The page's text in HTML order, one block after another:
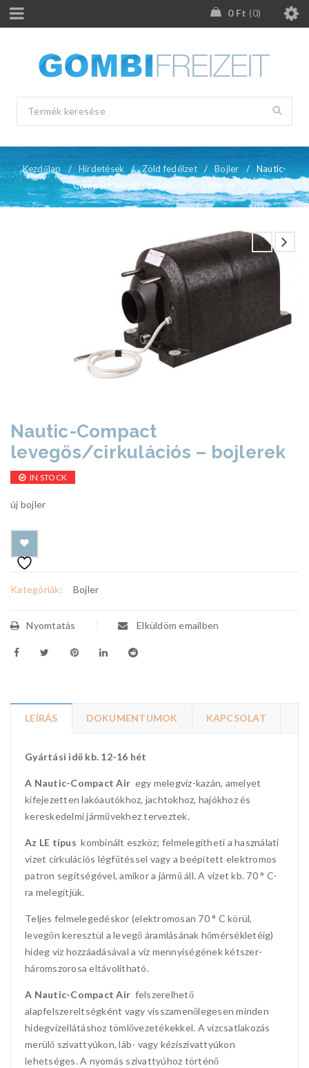
0 Ft 0
Kezdőlap / Hirdetések / Zöld fedélzet / Bojler /
Nautic-
Compact levegős/cirkulációs – bojlerek
Nautic-Compact
levegős/cirkulációs – bojlerek
IN STOCK
új bojler
Kategóriák: Bojler
Nyomtatás Elküldöm emailben
LEÍRÁS DOKUMENTUMOK KAPCSOLAT
Gyártási idő kb. 12-16 hét
A Nautic-Compact Air egy melegvíz-kazán, amelyet
kifejezetten lakóautókhoz, jachtokhoz, hajókhoz és
kereskedelmi járművekhez terveztek.
Az LE típus kombinált eszköz; felmelegítheti a használati
vizet cirkulációs légfűtéssel vagy a beépített elektromos
patron segítségével, amikor a jármű áll. A vizet kb. 70 ° C-
ra melegítjük.
Teljes felmelegedéskor (elektromosan 70 ° C körül,
levegőn keresztül a levegő áramlásának hőmérsékletéig)
hideg víz hozzáadásával a víz mennyiségének kétszer-
háromszorosa eltávolítható.
A Nautic-Compact Air felszerelhető
alapfelszereltségként vagy visszamenőlegesen minden
hidegvízellátáshoz tömlővezetékekkel. A vízcsatlakozás
merülő szivattyúkon, láb- vagy kéziszivattyúkon
lehetséges. A nyomás szivattyúhoz történő